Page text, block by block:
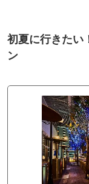
初夏に行きたい
ン